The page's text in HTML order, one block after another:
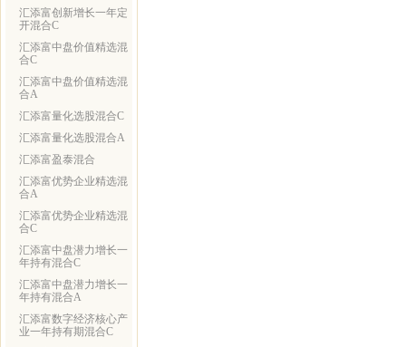
汇添富创新增长一年定
开混合C
汇添富中盘价值精选混
合C
汇添富中盘价值精选混
合A
汇添富量化选股混合C
汇添富量化选股混合A
汇添富盈泰混合
汇添富优势企业精选混
合A
汇添富优势企业精选混
合C
汇添富中盘潜力增长一
年持有混合C
汇添富中盘潜力增长一
年持有混合A
汇添富数字经济核心产
业一年持有期混合C